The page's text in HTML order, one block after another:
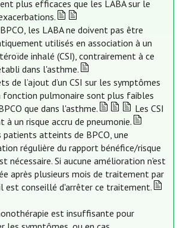
plus efficaces que les LABA sur le
les LABA ne doivent pas être
utilisés en association à un
inhalé (CSI), contrairement à ce
dans l'asthme.
de l’ajout d’un CSI sur les symptômes
fonction pulmonaire sont plus faibles
que dans l'asthme.
Les CSI
à un risque accru de pneumonie.
patients atteints de BPCO, une
régulière du rapport bénéfice/risque
nécessaire. Si aucune amélioration n'est
après plusieurs mois de traitement par
est conseillé d'arrêter ce traitement.
est insuffisante pour